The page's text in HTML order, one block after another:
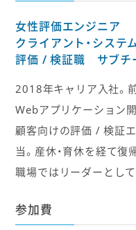
女性評価エンジニア
クライアント・システ
評価 / 検証職 サブチ
2018年キャリア入社。
Webアプリケーション
顧客向けの評価 / 検証
当。産休・育休を経て復
職場ではリーダーとし
参加費